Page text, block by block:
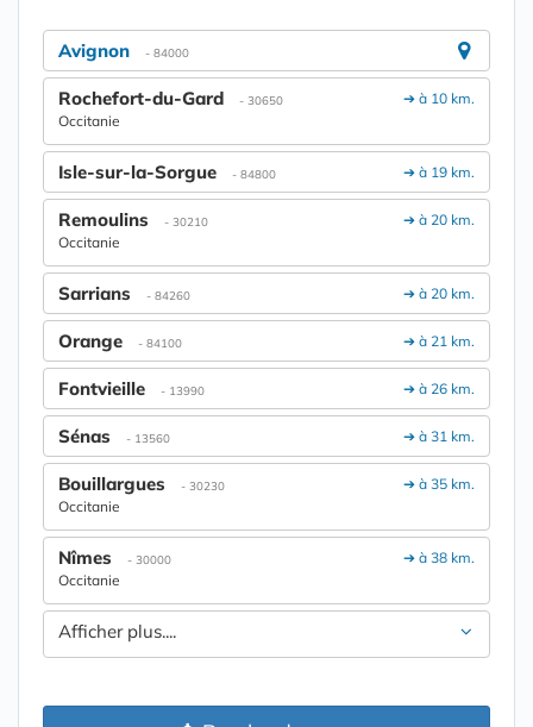
Avignon - 84000
➔ à 10 km.
Rochefort-du-Gard - 30650
Occitanie
➔ à 19 km.
Isle-sur-la-Sorgue - 84800
➔ à 20 km.
Remoulins - 30210
Occitanie
➔ à 20 km.
Sarrians - 84260
➔ à 21 km.
Orange - 84100
➔ à 26 km.
Fontvieille - 13990
➔ à 31 km.
Sénas - 13560
➔ à 35 km.
Bouillargues - 30230
Occitanie
➔ à 38 km.
Nîmes - 30000
Occitanie
Afficher plus....